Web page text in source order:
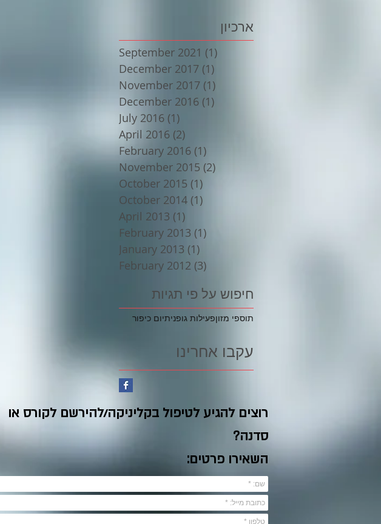
ארכיון
September 2021 (1)
December 2017 (1)
November 2017 (1)
December 2016 (1)
July 2016 (1)
April 2016 (2)
February 2016 (1)
November 2015 (2)
October 2015 (1)
October 2014 (1)
April 2013 (1)
February 2013 (1)
January 2013 (1)
February 2012 (3)
חיפוש על פי תגיות
יום כיפורפעילות גופניתתוספי מזון
עקבו אחרינו
רוצים להגיע לטיפול בקליניקה/להירשם לקורס או
סדנה?
השאירו פרטים: